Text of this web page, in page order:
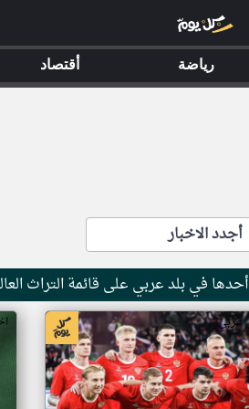
أجدد الاخبار
في بلد عربي على قائمة التراث
عربي
رياضة أقتصاد